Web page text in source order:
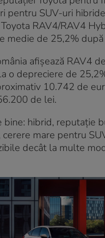
pentru SUV-uri
RAV4/RAV4
medie de 25,2% după
afișează RAV4
o depreciere de
10.742 de
de lei.
bine: hibrid, reputație
mare pentru
decât la multe